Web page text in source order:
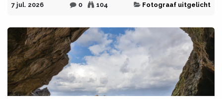
7 jul. 2026 0 104 Fotograaf uitgelicht